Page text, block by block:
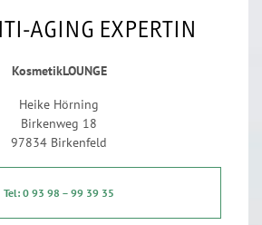
AGING EXPERTIN
KosmetikLOUNGE
Heike Hörning
Birkenweg 18
97834 Birkenfeld
Tel: 0 93 98 – 99 39 35